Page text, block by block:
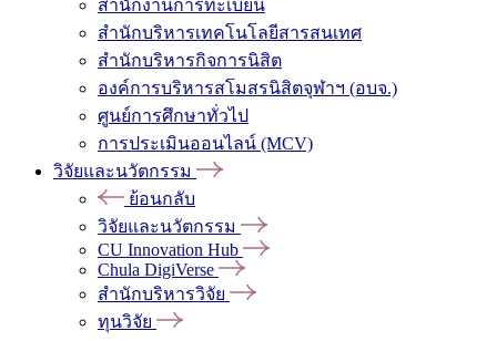
สำนักงานการทะเบียน
สำนักบริหารเทคโนโลยีสารสนเทศ
สำนักบริหารกิจการนิสิต
องค์การบริหารสโมสรนิสิตจุฬาฯ (อบจ.)
ศูนย์การศึกษาทั่วไป
การประเมินออนไลน์ (MCV)
วิจัยและนวัตกรรม
ย้อนกลับ
วิจัยและนวัตกรรม
CU Innovation Hub
Chula DigiVerse
สำนักบริหารวิจัย
ทุนวิจัย